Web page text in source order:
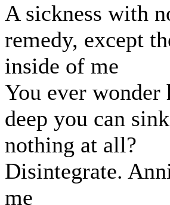
A sickness with
remedy, except
inside of me
You ever wonder
deep you can
nothing at all?
Disintegrate.
me